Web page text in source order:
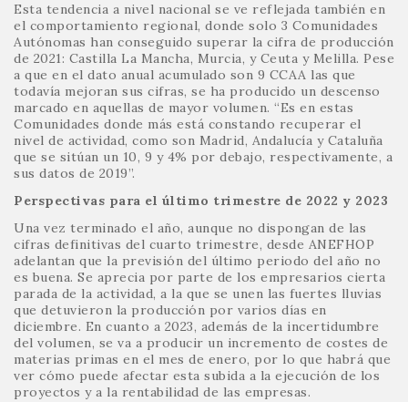
Esta tendencia a nivel nacional se ve reflejada también en
el comportamiento regional, donde solo 3 Comunidades
Autónomas han conseguido superar la cifra de producción
de 2021: Castilla La Mancha, Murcia, y Ceuta y Melilla. Pese
a que en el dato anual acumulado son 9 CCAA las que
todavía mejoran sus cifras, se ha producido un descenso
marcado en aquellas de mayor volumen. “Es en estas
Comunidades donde más está constando recuperar el
nivel de actividad, como son Madrid, Andalucía y Cataluña
que se sitúan un 10, 9 y 4% por debajo, respectivamente, a
sus datos de 2019”.
Perspectivas para el último trimestre de 2022 y 2023
Una vez terminado el año, aunque no dispongan de las
cifras definitivas del cuarto trimestre, desde ANEFHOP
adelantan que la previsión del último periodo del año no
es buena. Se aprecia por parte de los empresarios cierta
parada de la actividad, a la que se unen las fuertes lluvias
que detuvieron la producción por varios días en
diciembre. En cuanto a 2023, además de la incertidumbre
del volumen, se va a producir un incremento de costes de
materias primas en el mes de enero, por lo que habrá que
ver cómo puede afectar esta subida a la ejecución de los
proyectos y a la rentabilidad de las empresas.